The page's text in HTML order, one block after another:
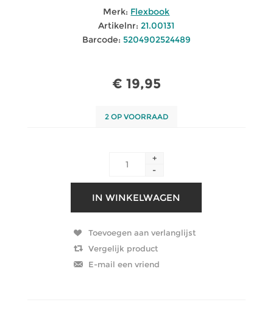
Merk: Flexbook
Artikelnr: 21.00131
Barcode: 5204902524489
€ 19,95
2 OP VOORRAAD
+
-